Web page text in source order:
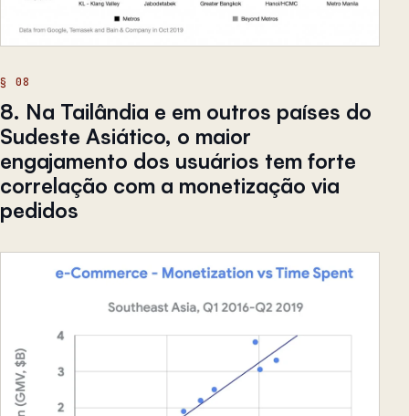
8. Na Tailândia e em outros países do
Sudeste Asiático, o maior
engajamento dos usuários tem forte
correlação com a monetização via
pedidos